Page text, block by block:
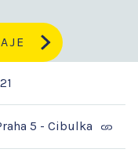
5 - Cibulka